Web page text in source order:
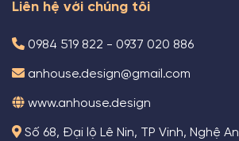
Liên hệ với chúng tôi
0984 519 822 - 0937 020 886
anhouse.design@gmail.com
www.anhouse.design
Số 68, Đại lộ Lê Nin, TP Vinh, Nghệ An